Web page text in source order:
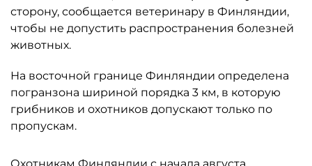
сторону, сообщается ветеринару в Финляндии,
чтобы не допустить распространения болезней
животных.
На восточной границе Финляндии определена
погранзона шириной порядка 3 км, в которую
грибников и охотников допускают только по
пропускам.